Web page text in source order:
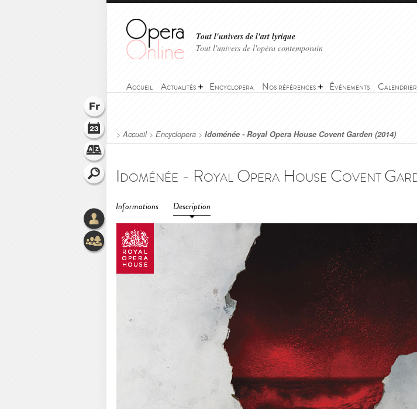
Tout l'univers de l'art lyrique
Tout l'univers de l'opéra contemporain
Accueil Actualités Encyclopera Nos références Événements Calendrier
>Accueil> Encyclopera > Idoménée - Royal Opera House Covent Garden (2014)
Informations Description